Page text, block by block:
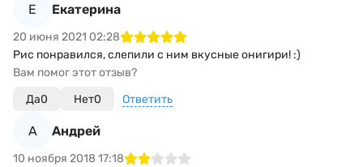
Е Екатерина
20 июня 2021 02:28
Рис понравился, слепили с ним вкусные онигири! :)
Вам помог этот отзыв?
Да0 Нет0 Ответить
А Андрей
10 ноября 2018 17:18